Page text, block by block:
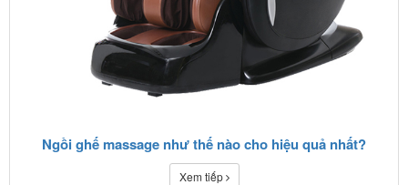
Ngồi ghế massage như thế nào cho hiệu quả nhất?
Xem tiếp